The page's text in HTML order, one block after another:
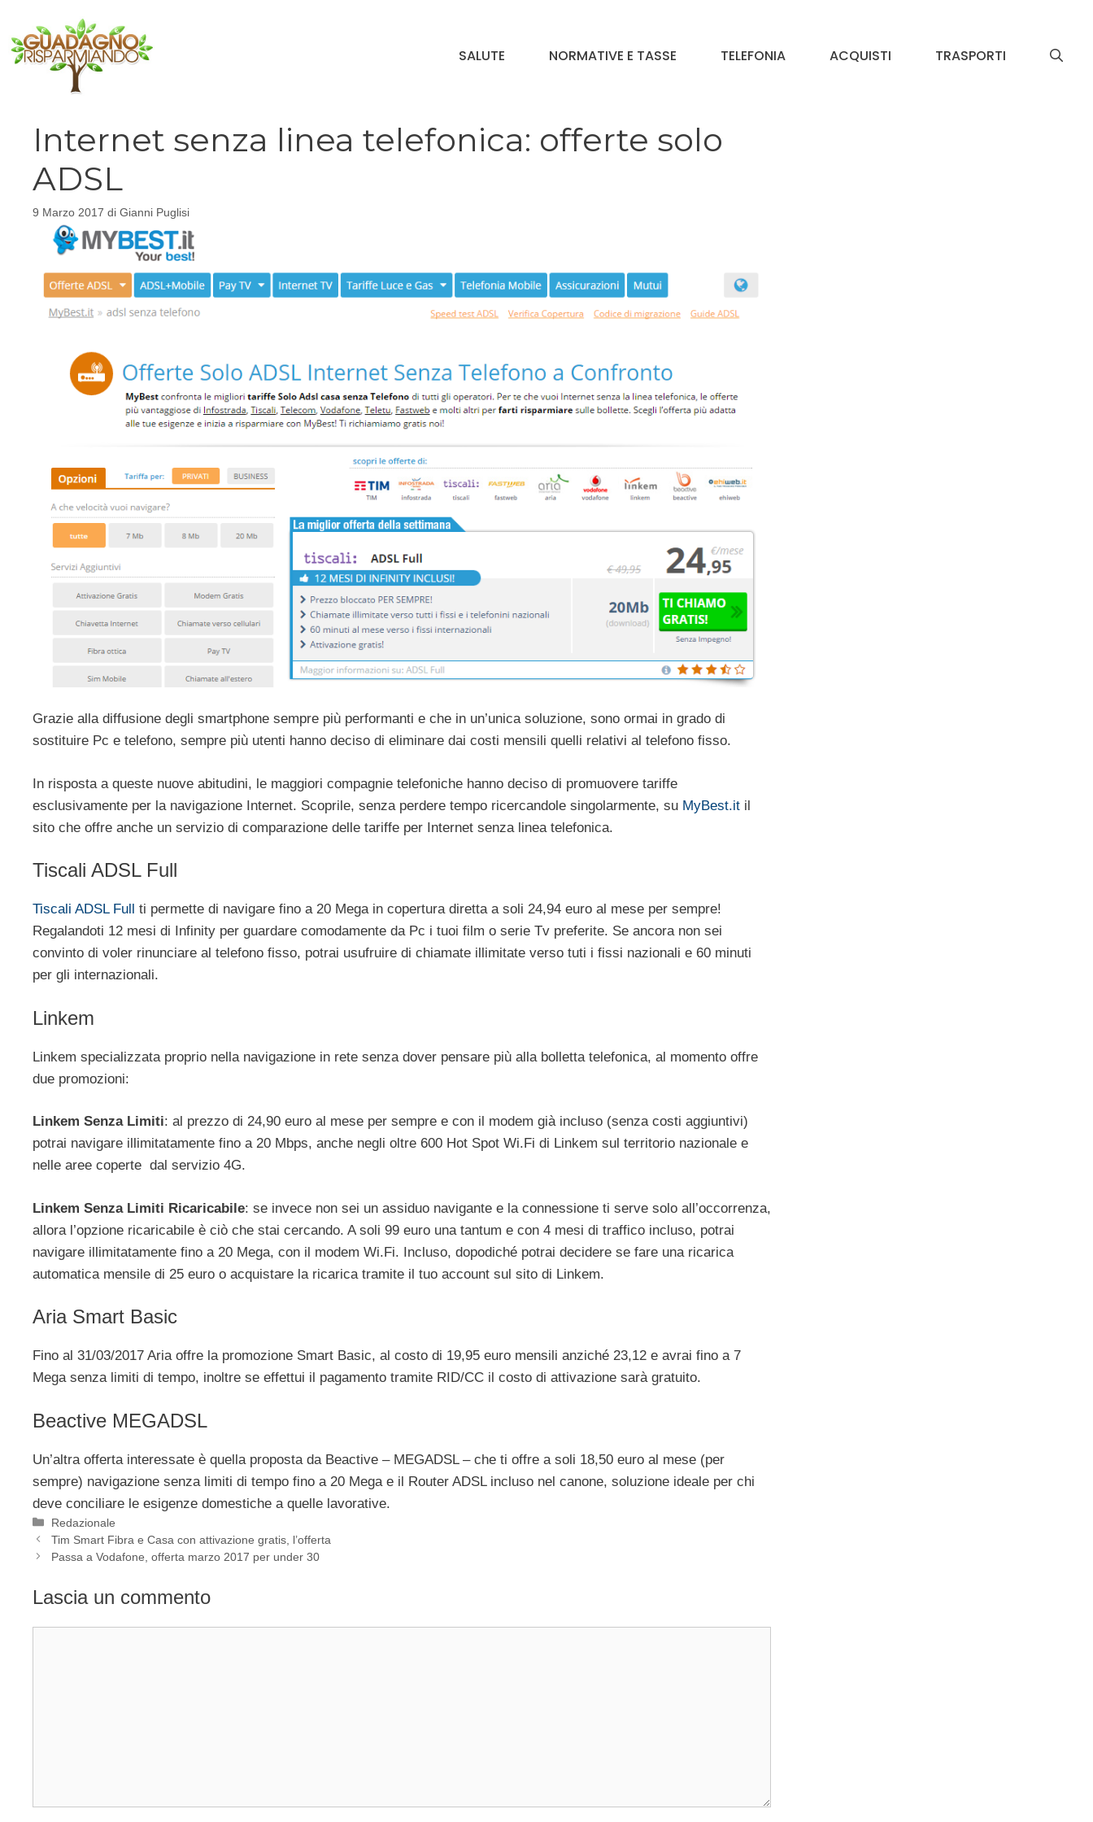
contenuto
SALUTE NORMATIVE E TASSE TELEFONIA ACQUISTI TRASPORTI
Internet senza linea telefonica: offerte solo
ADSL
9 Marzo 2017 di Gianni Puglisi
Grazie alla diffusione degli smartphone sempre più performanti e che in un’unica soluzione, sono ormai in grado di
sostituire Pc e telefono, sempre più utenti hanno deciso di eliminare dai costi mensili quelli relativi al telefono fisso.
In risposta a queste nuove abitudini, le maggiori compagnie telefoniche hanno deciso di promuovere tariffe
esclusivamente per la navigazione Internet. Scoprile, senza perdere tempo ricercandole singolarmente, su MyBest.it il
sito che offre anche un servizio di comparazione delle tariffe per Internet senza linea telefonica.
Tiscali ADSL Full
Tiscali ADSL Full ti permette di navigare fino a 20 Mega in copertura diretta a soli 24,94 euro al mese per sempre!
Regalandoti 12 mesi di Infinity per guardare comodamente da Pc i tuoi film o serie Tv preferite. Se ancora non sei
convinto di voler rinunciare al telefono fisso, potrai usufruire di chiamate illimitate verso tuti i fissi nazionali e 60 minuti
per gli internazionali.
Linkem
Linkem specializzata proprio nella navigazione in rete senza dover pensare più alla bolletta telefonica, al momento offre
due promozioni:
Linkem Senza Limiti: al prezzo di 24,90 euro al mese per sempre e con il modem già incluso (senza costi aggiuntivi)
potrai navigare illimitatamente fino a 20 Mbps, anche negli oltre 600 Hot Spot Wi.Fi di Linkem sul territorio nazionale e
nelle aree coperte dal servizio 4G.
Linkem Senza Limiti Ricaricabile: se invece non sei un assiduo navigante e la connessione ti serve solo all’occorrenza,
allora l’opzione ricaricabile è ciò che stai cercando. A soli 99 euro una tantum e con 4 mesi di traffico incluso, potrai
navigare illimitatamente fino a 20 Mega, con il modem Wi.Fi. Incluso, dopodiché potrai decidere se fare una ricarica
automatica mensile di 25 euro o acquistare la ricarica tramite il tuo account sul sito di Linkem.
Aria Smart Basic
Fino al 31/03/2017 Aria offre la promozione Smart Basic, al costo di 19,95 euro mensili anziché 23,12 e avrai fino a 7
Mega senza limiti di tempo, inoltre se effettui il pagamento tramite RID/CC il costo di attivazione sarà gratuito.
Beactive MEGADSL
Un’altra offerta interessate è quella proposta da Beactive – MEGADSL – che ti offre a soli 18,50 euro al mese (per
sempre) navigazione senza limiti di tempo fino a 20 Mega e il Router ADSL incluso nel canone, soluzione ideale per chi
deve conciliare le esigenze domestiche a quelle lavorative.
Categorie
Redazionale
Tim Smart Fibra e Casa con attivazione gratis, l’offerta
Passa a Vodafone, offerta marzo 2017 per under 30
Lascia un commento